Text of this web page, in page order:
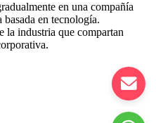
en una compañía
en tecnología.
la industria que compartan